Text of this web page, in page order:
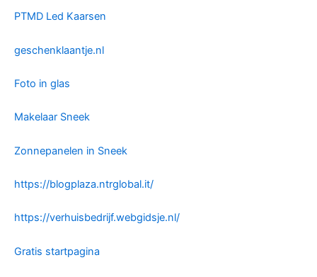
PTMD Led Kaarsen
geschenklaantje.nl
Foto in glas
Makelaar Sneek
Zonnepanelen in Sneek
https://blogplaza.ntrglobal.it/
https://verhuisbedrijf.webgidsje.nl/
Gratis startpagina